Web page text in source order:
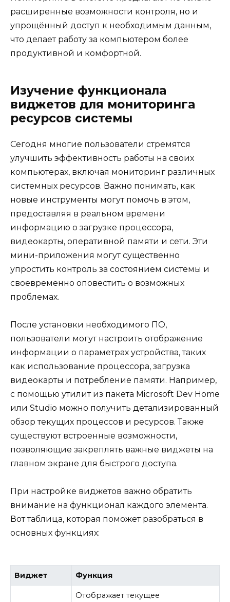
расширенные возможности контроля, но и
упрощённый доступ к необходимым данным,
что делает работу за компьютером более
продуктивной и комфортной.
Изучение функционала
виджетов для мониторинга
ресурсов системы
Сегодня многие пользователи стремятся
улучшить эффективность работы на своих
компьютерах, включая мониторинг различных
системных ресурсов. Важно понимать, как
новые инструменты могут помочь в этом,
предоставляя в реальном времени
информацию о загрузке процессора,
видеокарты, оперативной памяти и сети. Эти
мини-приложения могут существенно
упростить контроль за состоянием системы и
своевременно оповестить о возможных
проблемах.
После установки необходимого ПО,
пользователи могут настроить отображение
информации о параметрах устройства, таких
как использование процессора, загрузка
видеокарты и потребление памяти. Например,
с помощью утилит из пакета Microsoft Dev Home
или Studio можно получить детализированный
обзор текущих процессов и ресурсов. Также
существуют встроенные возможности,
позволяющие закреплять важные виджеты на
главном экране для быстрого доступа.
При настройке виджетов важно обратить
внимание на функционал каждого элемента.
Вот таблица, которая поможет разобраться в
основных функциях:
Виджет Функция
Отображает текущее